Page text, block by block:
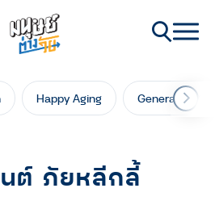
Happy Aging Generation
ต์ ภัยหลีกลี้